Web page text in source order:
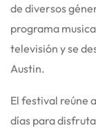
de diversos
programa
televisión y se
Austin.
El festival reúne
días para